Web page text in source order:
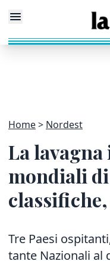
Home Nordest
La
mondiali
Tre Paesi
tante Nazionali al